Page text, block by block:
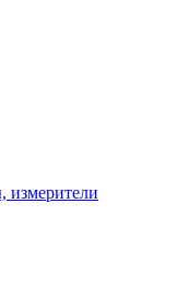
измерители